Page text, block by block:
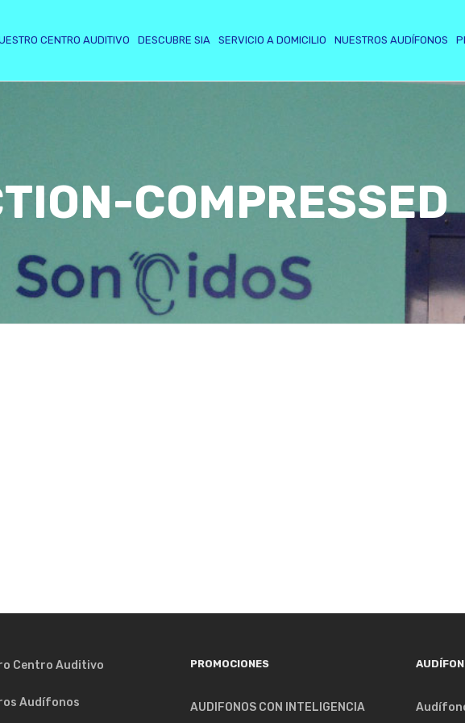
CENTRO AUDITIVO DESCUBRE SIA SERVICIO A DOMICILIO NUESTROS AUDÍFONOS
COMPRESSED
Centro Auditivo
Audífonos
PROMOCIONES
AUDIFONOS CON INTELIGENCIA